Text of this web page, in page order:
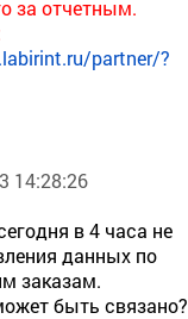
за отчетным.
partner/?
14:28:26
в 4 часа не
данных по
заказам.
быть связано?